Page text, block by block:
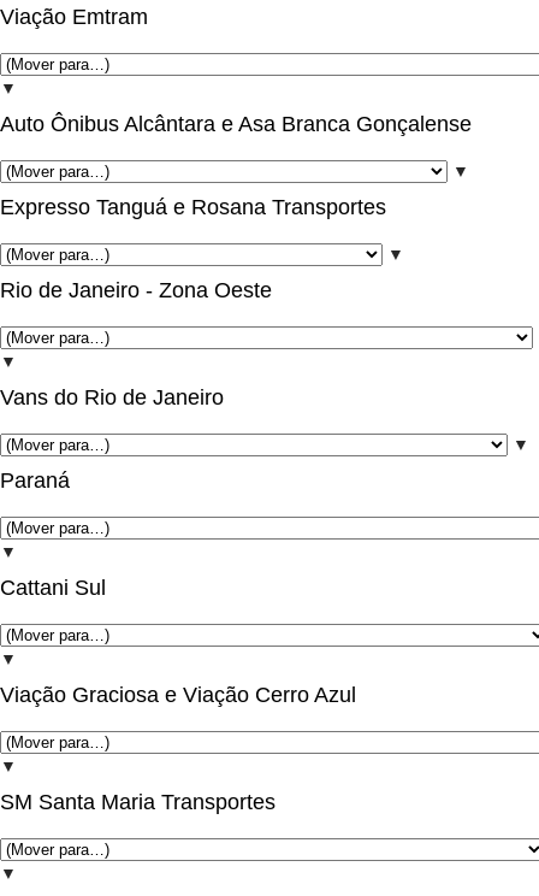
Viação Emtram
▼
Auto Ônibus Alcântara e Asa Branca Gonçalense
▼
Expresso Tanguá e Rosana Transportes
▼
Rio de Janeiro - Zona Oeste
▼
Vans do Rio de Janeiro
▼
Paraná
▼
Cattani Sul
▼
Viação Graciosa e Viação Cerro Azul
▼
SM Santa Maria Transportes
▼